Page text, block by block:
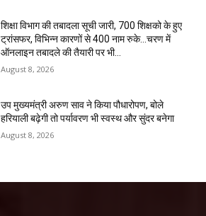
शिक्षा विभाग की तबादला सूची जारी, 700 शिक्षको के हुए
ट्रांसफर, विभिन्न कारणों से 400 नाम रुके…चरण में
ऑनलाइन तबादले की तैयारी पर भी...
August 8, 2026
उप मुख्यमंत्री अरुण साव ने किया पौधारोपण, बोले
हरियाली बढ़ेगी तो पर्यावरण भी स्वस्थ और सुंदर बनेगा
August 8, 2026